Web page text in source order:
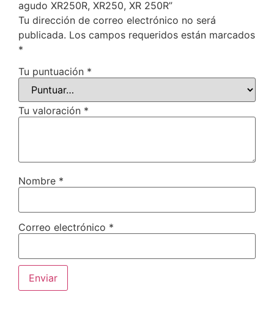
agudo XR250R, XR250, XR 250R”
Tu dirección de correo electrónico no será
publicada. Los campos requeridos están marcados
*
Tu puntuación *
Tu valoración *
Nombre *
Correo electrónico *